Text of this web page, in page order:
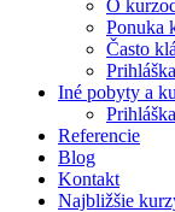
O
Ponuka
Často
Iné pobyty a
Referencie
Blog
Kontakt
Najbližšie